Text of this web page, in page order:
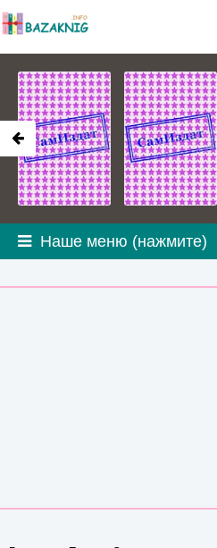
Наше меню (нажмите)